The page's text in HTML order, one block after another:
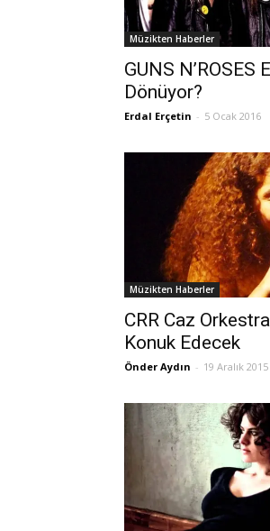
Müzikten Haberler
GUNS
Dönüyor?
Erdal Erçetin - 5 Ocak 2016
Müzikten Haberler
CRR Caz
Konuk Edecek
Önder Aydın - 19 Aralık 2015